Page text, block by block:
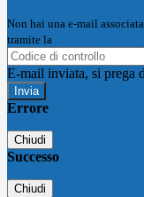
Non hai una e-mail
tramite la
E-mail inviata, si prega
Errore
Chiudi
Successo
Chiudi